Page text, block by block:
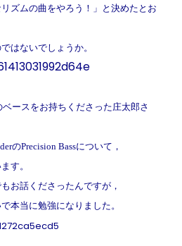
ズムの曲をやろう！」と決めたとお
はないでしょうか。
ースをお持ちくださった庄太郎さ
のPrecision Bassについて，
す。
お話くださったんですが，
本当に勉強になりました。